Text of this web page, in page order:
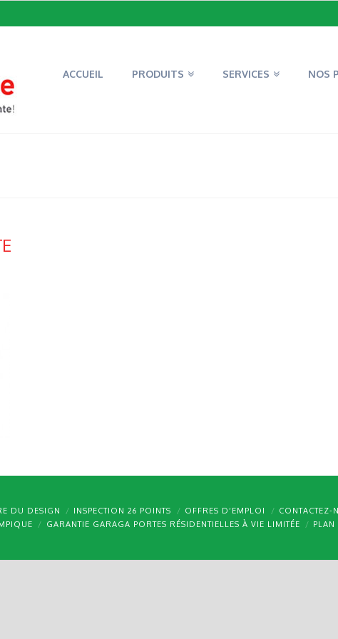
ACCUEIL PRODUITS SERVICES NOS
DU DESIGN INSPECTION 26 POINTS OFFRES D’EMPLOI CONTACTEZ-
GARANTIE GARAGA PORTES RÉSIDENTIELLES À VIE LIMITÉE PLAN